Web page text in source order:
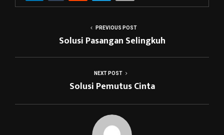
PREVIOUS POST
Solusi Pasangan Selingkuh
NEXT POST
Solusi Pemutus Cinta